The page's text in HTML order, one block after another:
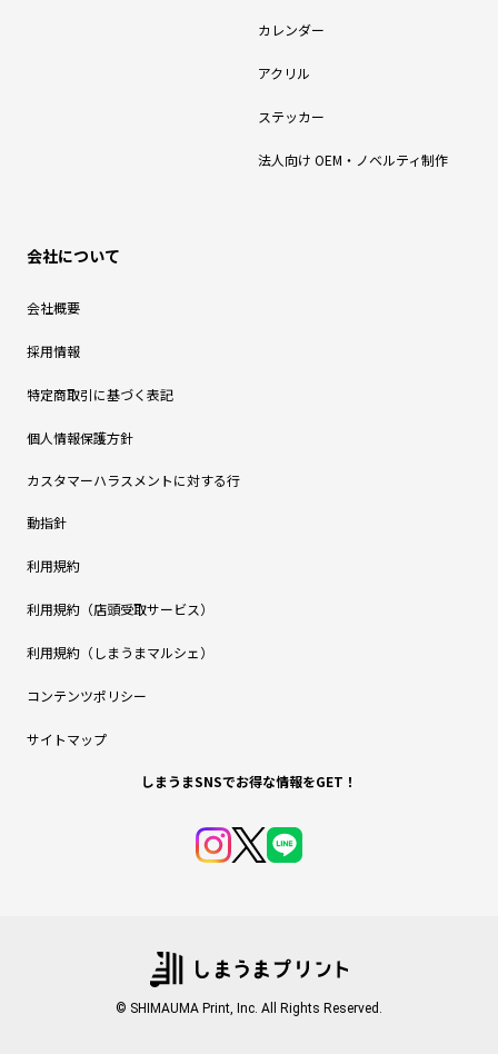
カレンダー
アクリル
ステッカー
法人向け OEM・ノベルティ制作
会社について
会社概要
採用情報
特定商取引に基づく表記
個人情報保護方針
カスタマーハラスメントに対する行
動指針
利用規約
利用規約（店頭受取サービス）
利用規約（しまうまマルシェ）
コンテンツポリシー
サイトマップ
しまうまSNSでお得な情報をGET！
© SHIMAUMA Print, Inc. All Rights Reserved.